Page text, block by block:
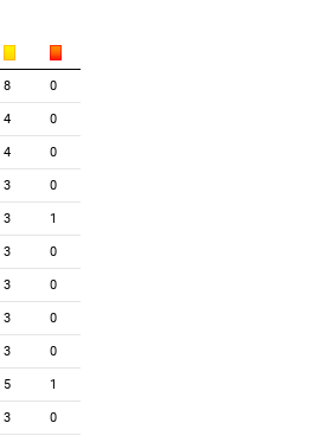
8 0
4 0
4 0
3 0
3 1
3 0
3 0
3 0
3 0
5 1
3 0